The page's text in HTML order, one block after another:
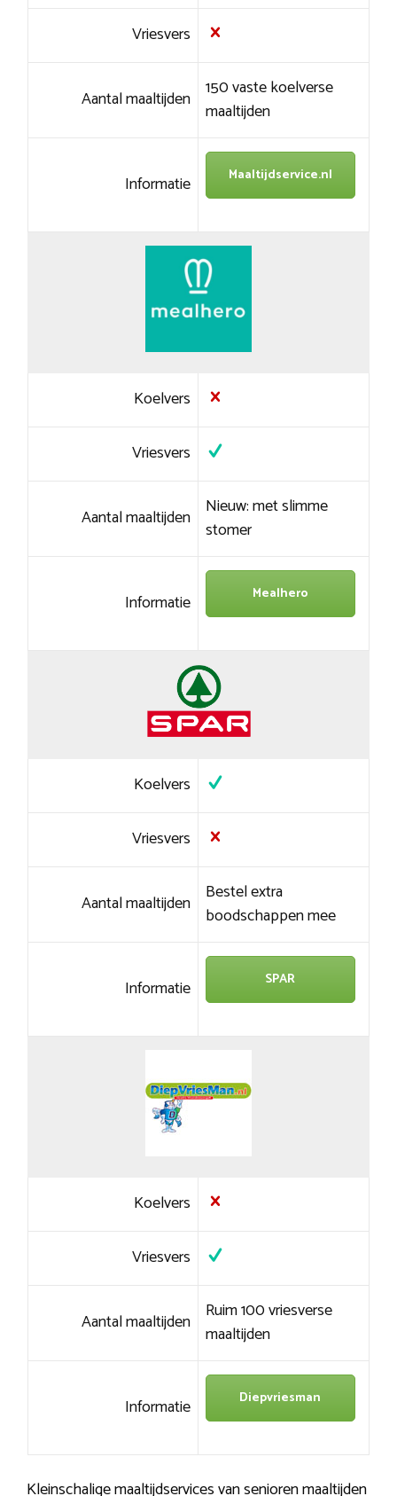
Vriesvers
Aantal maaltijden 150 vaste koelverse
maaltijden
Informatie Maaltijdservice.nl
Koelvers
Vriesvers
Aantal maaltijden Nieuw: met slimme
stomer
Informatie Mealhero
Koelvers
Vriesvers
Aantal maaltijden Bestel extra
boodschappen mee
Informatie SPAR
Koelvers
Vriesvers
Aantal maaltijden Ruim 100 vriesverse
maaltijden
Informatie Diepvriesman
Kleinschalige maaltijdservices van senioren maaltijden